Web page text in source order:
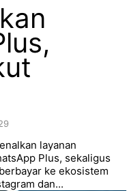
layanan
Plus, sekaligus
ke ekosistem
dan...